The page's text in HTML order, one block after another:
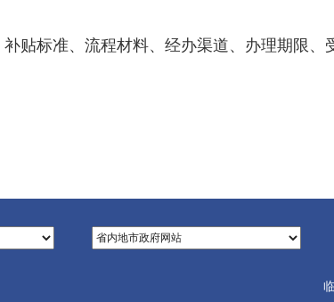
贴标准、流程材料、经办渠道、办理期限、